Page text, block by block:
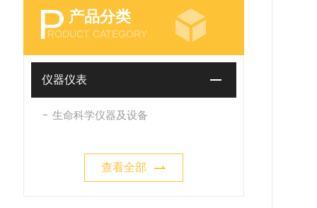
P 产品分类
RODUCT CATEGORY
仪器仪表
生命科学仪器及设备
查看全部